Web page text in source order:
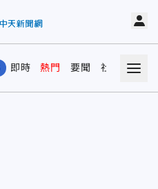
即時 熱門 要聞 社會 娛樂